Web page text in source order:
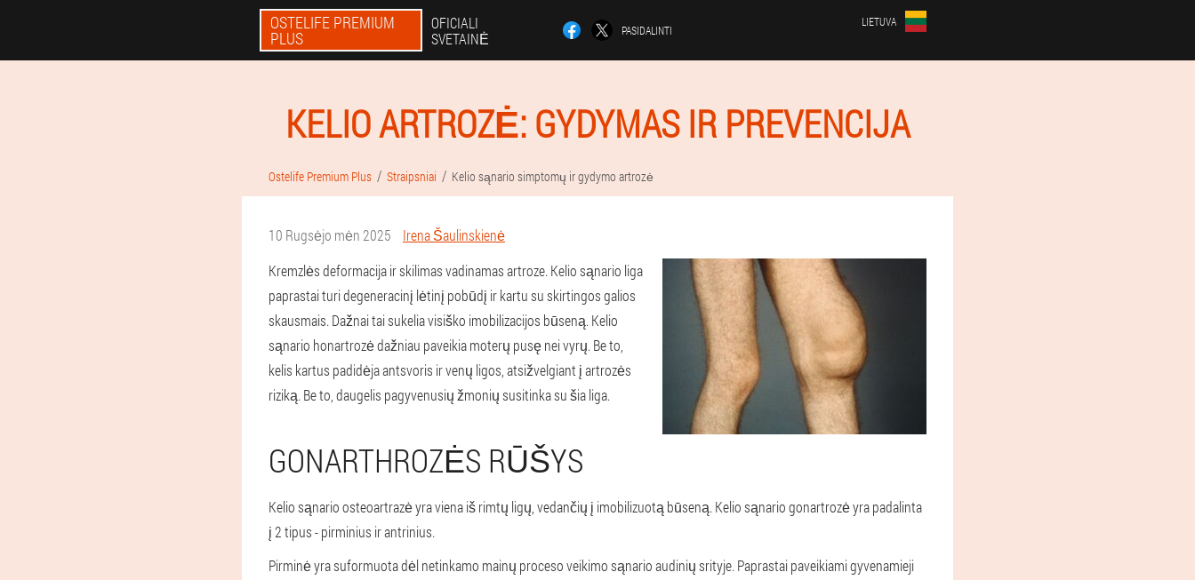
OSTELIFE PREMIUM
PLUS
OFICIALI
SVETAINĖ
PASIDALINTI
LIETUVA
KELIO ARTROZĖ: GYDYMAS IR PREVENCIJA
Ostelife Premium Plus Straipsniai Kelio sąnario simptomų ir gydymo artrozė
10 Rugsėjo mėn 2025
Irena Šaulinskienė
Kremzlės deformacija ir skilimas vadinamas artroze. Kelio sąnario liga
paprastai turi degeneracinį lėtinį pobūdį ir kartu su skirtingos galios
skausmais. Dažnai tai sukelia visiško imobilizacijos būseną. Kelio
sąnario honartrozė dažniau paveikia moterų pusę nei vyrų. Be to,
kelis kartus padidėja antsvoris ir venų ligos, atsižvelgiant į artrozės
riziką. Be to, daugelis pagyvenusių žmonių susitinka su šia liga.
GONARTHROZĖS RŪŠYS
Kelio sąnario osteoartrazė yra viena iš rimtų ligų, vedančių į imobilizuotą būseną. Kelio sąnario gonartrozė yra padalinta
į 2 tipus - pirminius ir antrinius.
Pirminė yra suformuota dėl netinkamo mainų proceso veikimo sąnario audinių srityje. Paprastai paveikiami gyvenamieji